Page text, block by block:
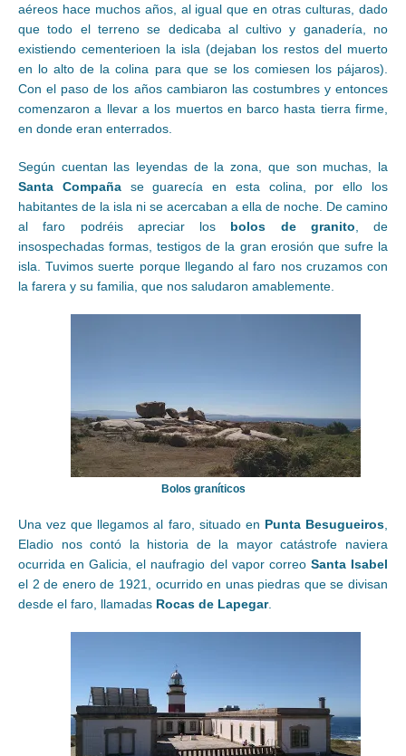
aéreos hace muchos años, al igual que en otras culturas, dado
que todo el terreno se dedicaba al cultivo y ganadería, no
existiendo cementerioen la isla (dejaban los restos del muerto
en lo alto de la colina para que se los comiesen los pájaros).
Con el paso de los años cambiaron las costumbres y entonces
comenzaron a llevar a los muertos en barco hasta tierra firme,
en donde eran enterrados.
Según cuentan las leyendas de la zona, que son muchas, la
Santa Compañase guarecía en esta colina, por ello los
habitantes de la isla ni se acercaban a ella de noche. De camino
al faro podréis apreciar los bolos de granito , de
insospechadas formas, testigos de la gran erosión que sufre la
isla. Tuvimos suerte porque llegando al faro nos cruzamos con
la farera y su familia, que nos saludaron amablemente.
Bolos graníticos
Una vez que llegamos al faro, situado en Punta Besugueiros
Eladio nos contó la historia de la mayor catástrofe naviera
ocurrida en Galicia, el naufragio del vapor correo Santa Isabel
el 2 de enero de 1921, ocurrido en unas piedras que se divisan
desde el faro, llamadas Rocas de Lapegar.